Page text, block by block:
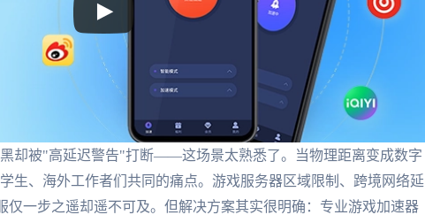
却被"高延迟警告"打断——这场景太熟悉了。当物理距离变成数字
生、海外工作者们共同的痛点。游戏服务器区域限制、跨境网络延
仅一步之遥却遥不可及。但解决方案其实很明确：专业游戏加速器